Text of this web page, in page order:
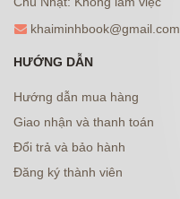
khaiminhbook@gmail.com
HƯỚNG DẪN
Hướng dẫn mua hàng
Giao nhận và thanh toán
Đổi trả và bảo hành
Đăng ký thành viên